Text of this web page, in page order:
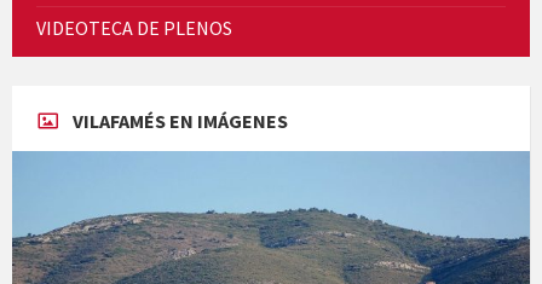
Cicle de Cine i Dones rurals
Concerts al Museu
VIDEOTECA DE PLENOS
VILAFAMÉS EN IMÁGENES